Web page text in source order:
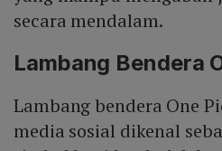
secara mendalam.
Lambang Bendera
Lambang bendera One
media sosial dikenal